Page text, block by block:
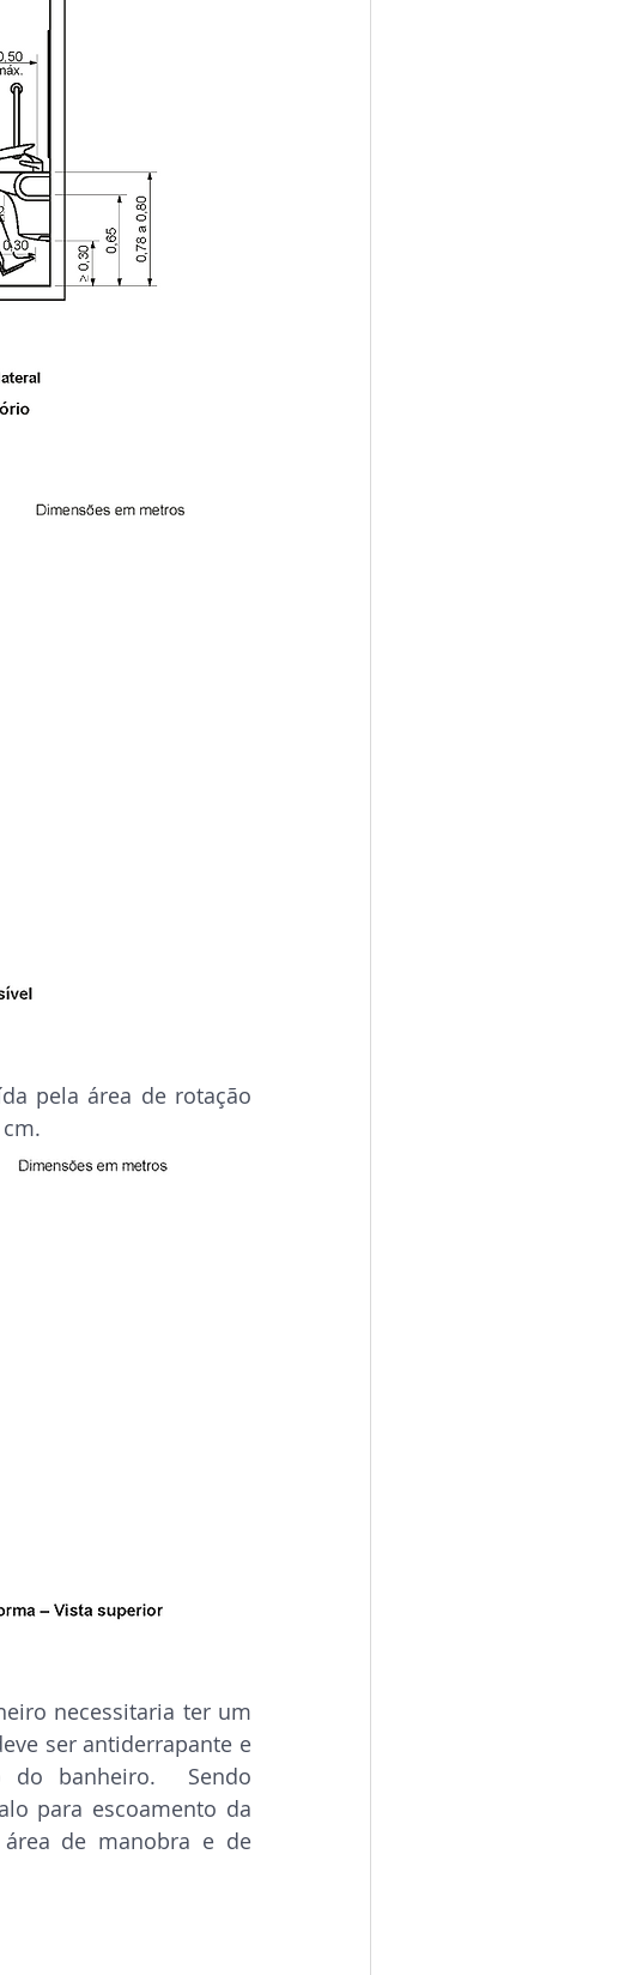
pela área de rotação
necessitaria ter um
ser antiderrapante e
do banheiro.  Sendo
para escoamento da
de manobra e de